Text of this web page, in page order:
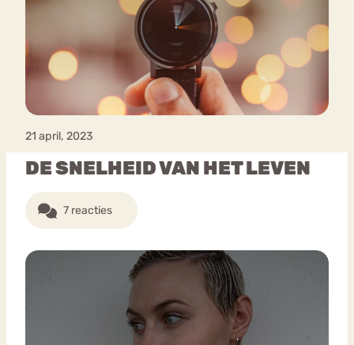
21 april, 2023
DE SNELHEID VAN HET LEVEN
7 reacties